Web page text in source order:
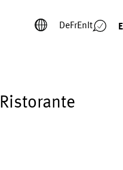
DeFrEnIt
Ristorante